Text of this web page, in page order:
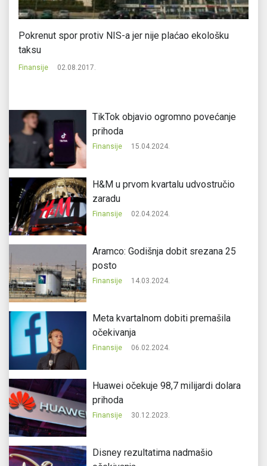
Pokrenut spor protiv NIS-a jer nije plaćao ekološku
taksu
Finansije 02.08.2017.
TikTok objavio ogromno povećanje
prihoda
Finansije 15.04.2024.
H&M u prvom kvartalu udvostručio
zaradu
Finansije 02.04.2024.
Aramco: Godišnja dobit srezana 25
posto
Finansije 14.03.2024.
Meta kvartalnom dobiti premašila
očekivanja
Finansije 06.02.2024.
Huawei očekuje 98,7 milijardi dolara
prihoda
Finansije 30.12.2023.
Disney rezultatima nadmašio